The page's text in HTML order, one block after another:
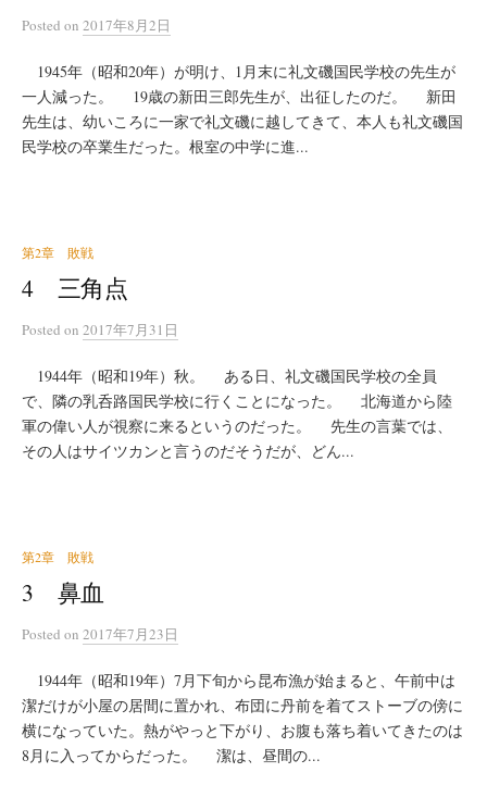
Posted on 2017年8月2日
1945年（昭和20年）が明け、1月末に礼文磯国民学校の先生が
一人減った。 19歳の新田三郎先生が、出征したのだ。 新田
先生は、幼いころに一家で礼文磯に越してきて、本人も礼文磯国
民学校の卒業生だった。根室の中学に進...
第2章 敗戦
4 三角点
Posted on 2017年7月31日
1944年（昭和19年）秋。 ある日、礼文磯国民学校の全員
で、隣の乳呑路国民学校に行くことになった。 北海道から陸
軍の偉い人が視察に来るというのだった。 先生の言葉では、
その人はサイツカンと言うのだそうだが、どん...
第2章 敗戦
3 鼻血
Posted on 2017年7月23日
1944年（昭和19年）7月下旬から昆布漁が始まると、午前中は
潔だけが小屋の居間に置かれ、布団に丹前を着てストーブの傍に
横になっていた。熱がやっと下がり、お腹も落ち着いてきたのは
8月に入ってからだった。 潔は、昼間の...